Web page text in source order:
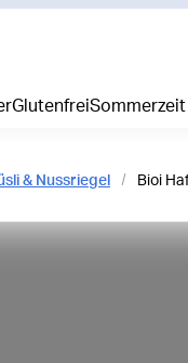
Glutenfrei Sommerzeit
& Nussriegel Bioi